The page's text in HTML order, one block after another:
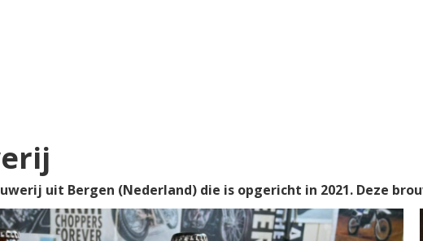
uit Bergen (Nederland) die is opgericht in 2021. Deze